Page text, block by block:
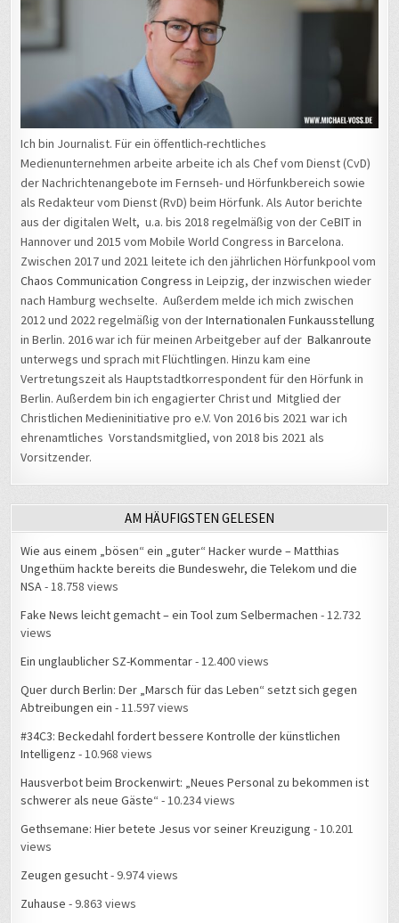
Ich bin Journalist. Für ein öffentlich-rechtliches
Medienunternehmen arbeite arbeite ich als Chef vom Dienst (CvD)
der Nachrichtenangebote im Fernseh- und Hörfunkbereich sowie
als Redakteur vom Dienst (RvD) beim Hörfunk. Als Autor berichte
aus der digitalen Welt, u.a. bis 2018 regelmäßig von der CeBIT in
Hannover und 2015 vom Mobile World Congress in Barcelona.
Zwischen 2017 und 2021 leitete ich den jährlichen Hörfunkpool vom
Chaos Communication Congress in Leipzig, der inzwischen wieder
nach Hamburg wechselte. Außerdem melde ich mich zwischen
2012 und 2022 regelmäßig von derInternationalen Funkausstellung
in Berlin. 2016 war ich für meinen Arbeitgeber auf derBalkanroute
unterwegs und sprach mit Flüchtlingen. Hinzu kam eine
Vertretungszeit als Hauptstadtkorrespondent für den Hörfunk in
Berlin. Außerdem bin ich engagierter Christ und Mitglied der
Christlichen Medieninitiative pro e.V. Von 2016 bis 2021 war ich
ehrenamtliches Vorstandsmitglied, von 2018 bis 2021 als
Vorsitzender.
AM HÄUFIGSTEN GELESEN
Wie aus einem „bösen“ ein „guter“ Hacker wurde – Matthias
Ungethüm hackte bereits die Bundeswehr, die Telekom und die
NSA- 18.758 views
Fake News leicht gemacht – ein Tool zum Selbermachen - 12.732
views
Ein unglaublicher SZ-Kommentar- 12.400 views
Quer durch Berlin: Der „Marsch für das Leben“ setzt sich gegen
Abtreibungen ein - 11.597 views
#34C3: Beckedahl fordert bessere Kontrolle der künstlichen
Intelligenz - 10.968 views
Hausverbot beim Brockenwirt: „Neues Personal zu bekommen ist
schwerer als neue Gäste“ - 10.234 views
Gethsemane: Hier betete Jesus vor seiner Kreuzigung - 10.201
views
Zeugen gesucht- 9.974 views
Zuhause - 9.863 views